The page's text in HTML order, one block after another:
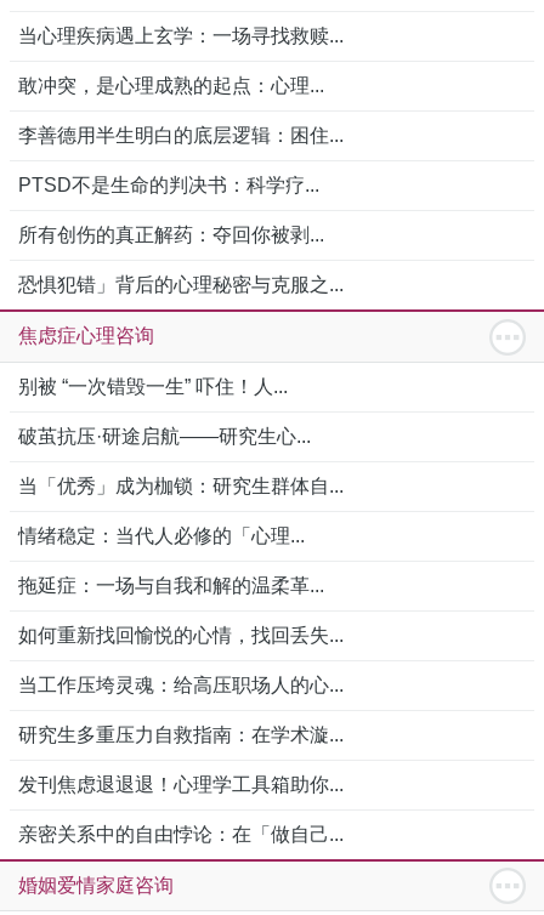
当心理疾病遇上玄学：一场寻找救赎...
敢冲突，是心理成熟的起点：心理...
李善德用半生明白的底层逻辑：困住...
PTSD不是生命的判决书：科学疗...
所有创伤的真正解药：夺回你被剥...
恐惧犯错」背后的心理秘密与克服之...
焦虑症心理咨询
别被 “一次错毁一生” 吓住！人...
破茧抗压·研途启航——研究生心...
当「优秀」成为枷锁：研究生群体自...
情绪稳定：当代人必修的「心理...
拖延症：一场与自我和解的温柔革...
如何重新找回愉悦的心情，找回丢失...
当工作压垮灵魂：给高压职场人的心...
研究生多重压力自救指南：在学术漩...
发刊焦虑退退退！心理学工具箱助你...
亲密关系中的自由悖论：在「做自己...
婚姻爱情家庭咨询